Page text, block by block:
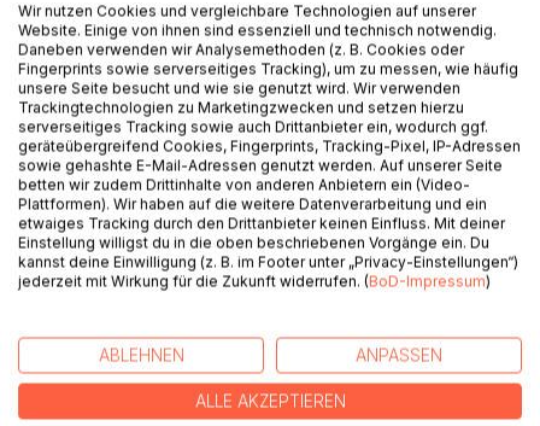
IN DEN WARENKORB
Auf die Merkliste
Titel bewerten
BESCHREIBUNG
Carl Friedrich Ferdinand Böhme machte den Feldzug 1812
als Sousleutnant und Verpflegungs-Offizier im Grenadier-
Bataillon von Spiegel (Grenadier-Kompanien der
Wir nutzen Cookies und vergleichbare Technologien auf unserer
Website. Einige von ihnen sind essenziell und technisch notwendig.
Daneben verwenden wir Analysemethoden (z. B. Cookies oder
Fingerprints sowie serverseitiges Tracking), um zu messen, wie häufig
unsere Seite besucht und wie sie genutzt wird. Wir verwenden
Trackingtechnologien zu Marketingzwecken und setzen hierzu
serverseitiges Tracking sowie auch Drittanbieter ein, wodurch ggf.
geräteübergreifend Cookies, Fingerprints, Tracking-Pixel, IP-Adressen
sowie gehashte E-Mail-Adressen genutzt werden. Auf unserer Seite
betten wir zudem Drittinhalte von anderen Anbietern ein (Video-
Plattformen). Wir haben auf die weitere Datenverarbeitung und ein
etwaiges Tracking durch den Drittanbieter keinen Einfluss. Mit deiner
Einstellung willigst du in die oben beschriebenen Vorgänge ein. Du
kannst deine Einwilligung (z. B. im Footer unter „Privacy-Einstellungen“)
jederzeit mit Wirkung für die Zukunft widerrufen. (BoD-Impressum)
ABLEHNEN ANPASSEN
ALLE AKZEPTIEREN